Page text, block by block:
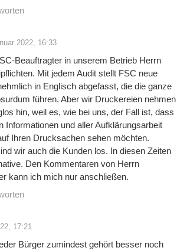
2022, 16:33
Beauftragter in unserem Betrieb Herrn
Mit jedem Audit stellt FSC neue
in Englisch abgefasst, die die ganze
führen. Aber wir Druckereien nehmen
hin, weil es, wie bei uns, der Fall ist, dass
Informationen und aller Aufklärungsarbeit
Ihren Drucksachen sehen möchten.
wir auch die Kunden los. In diesen Zeiten
Den Kommentaren von Herrn
kann ich mich nur anschließen.
17:21
Bürger zumindest gehört besser noch